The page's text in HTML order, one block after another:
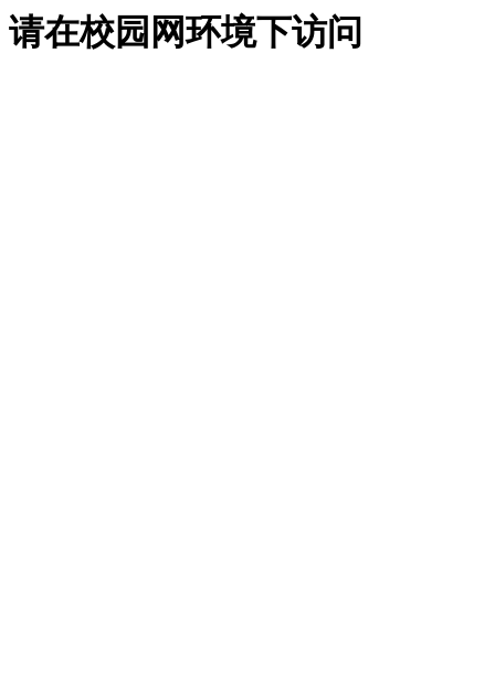
请在校园网环境下访问